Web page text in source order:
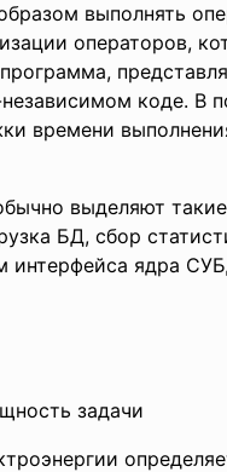
выполнять
операторов,
коде. В
времени
выделяют
БД, сбор
интерфейса ядра
задачи